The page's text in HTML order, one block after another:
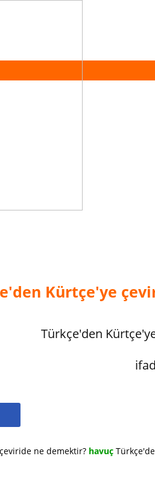
Kürtçe'ye
Türkçe'den
ne demektir? havuç